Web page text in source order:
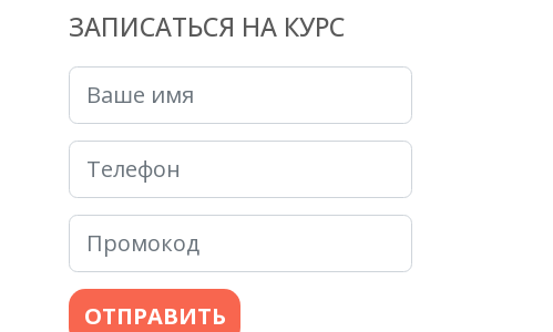
ЗАПИСАТЬСЯ НА КУРС
ОТПРАВИТЬ